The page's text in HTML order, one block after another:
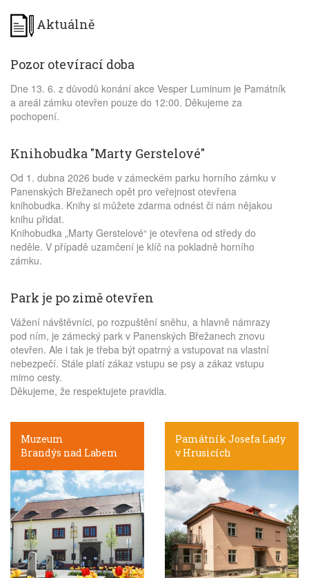
Aktuálně
Pozor otevírací doba
Dne 13. 6. z důvodů konání akce Vesper Luminum je Památník
a areál zámku otevřen pouze do 12:00. Děkujeme za
pochopení.
Knihobudka "Marty Gerstelové"
Od 1. dubna 2026 bude v zámeckém parku horního zámku v
Panenských Břežanech opět pro veřejnost otevřena
knihobudka. Knihy si můžete zdarma odnést či nám nějakou
knihu přidat.
Knihobudka „Marty Gerstelové“ je otevřena od středy do
neděle. V případě uzamčení je klíč na pokladně horního
zámku.
Park je po zimě otevřen
Vážení návštěvníci, po rozpuštění sněhu, a hlavně námrazy
pod ním, je zámecký park v Panenských Břežanech znovu
otevřen. Ale i tak je třeba být opatrný a vstupovat na vlastní
nebezpečí. Stále platí zákaz vstupu se psy a zákaz vstupu
mimo cesty.
Děkujeme, že respektujete pravidla.
Muzeum
Brandýs nad Labem
Památník Josefa Lady
v Hrusicích